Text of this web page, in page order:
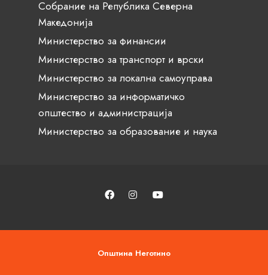
Собрание на Република Северна
Македонија
Министерство за финансии
Министерство за транспорт и врски
Министерство за локална самоуправа
Министерство за информатичко
општество и администрација
Министерство за образование и наука
Општина Неготино